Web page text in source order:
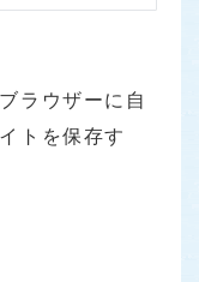
ラウザーに自
トを保存す